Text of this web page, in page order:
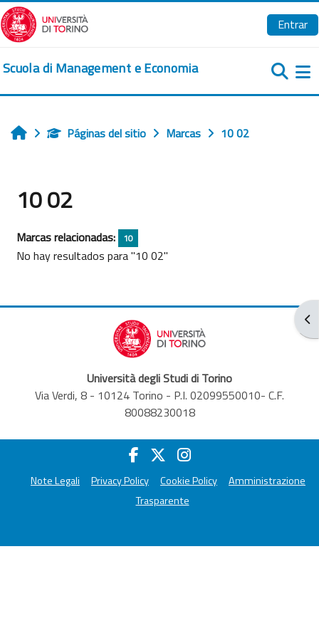
Salta al contenido principal
Entrar
Scuola di Management e Economia
InicioPáginas del sitio Marcas 10 02
10 02
Marcas relacionadas: 10
No hay resultados para "10 02"
Università degli Studi di Torino
Via Verdi, 8 - 10124 Torino - P.I. 02099550010- C.F.
80088230018
Note Legali Privacy Policy Cookie Policy
Amministrazione
Trasparente